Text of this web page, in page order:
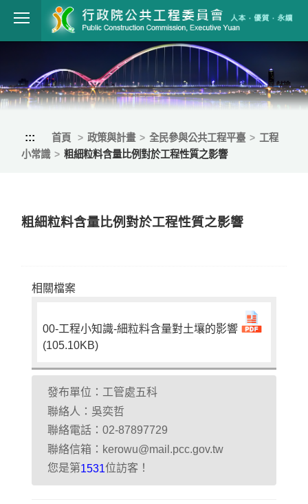
跳到主要內容
行政院公共工
::: 首頁 政策與計畫 全民參與公共工程平臺
工程
小常識
粗細粒料含量比例對於工程性質之影響
粗細粒料含量比例對於工程性質之影響
相關檔案
00-工程小知識-細粒料含量對土壤的影響
(105.10KB)
發布單位：工管處五科
聯絡人：吳奕哲
聯絡電話：02-87897729
聯絡信箱：kerowu@mail.pcc.gov.tw
您是第1531位訪客！